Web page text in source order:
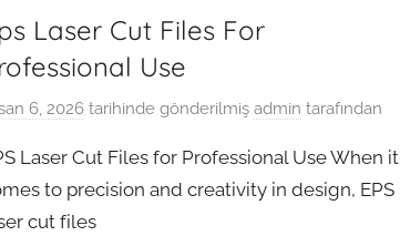
Laser Cut Files For
Use
6, 2026 tarihinde gönderilmiş admin tarafından
Laser Cut Files for Professional Use When it
to precision and creativity in design, EPS
cut files